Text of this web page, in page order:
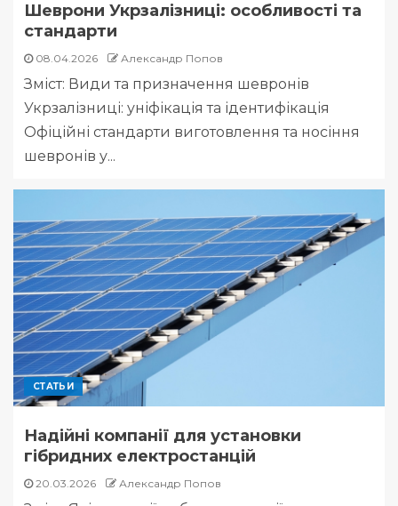
Шеврони Укрзалізниці: особливості та
стандарти
08.04.2026 Александр Попов
Зміст: Види та призначення шевронів
Укрзалізниці: уніфікація та ідентифікація
Офіційні стандарти виготовлення та носіння
шевронів у...
СТАТЬИ
Надійні компанії для установки
гібридних електростанцій
20.03.2026 Александр Попов